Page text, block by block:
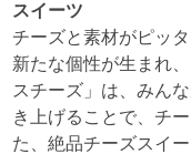
スイーツ
チーズと素材がピッ
新たな個性が生まれ
スチーズ」は、みん
き上げることで、チ
た、絶品チーズスイー